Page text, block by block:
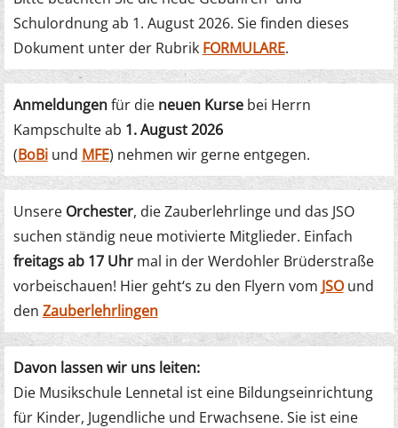
Schulordnung ab 1. August 2026. Sie finden dieses
Dokument unter der Rubrik FORMULARE.
Anmeldungenfür die neuen Kursebei Herrn
Kampschulte ab 1. August 2026
(BoBiund MFE) nehmen wir gerne entgegen.
Unsere Orchester, die Zauberlehrlinge und das JSO
suchen ständig neue motivierte Mitglieder. Einfach
freitags ab 17 Uhrmal in der Werdohler Brüderstraße
vorbeischauen! Hier geht‘s zu den Flyern vom JSOund
den Zauberlehrlingen
Davon lassen wir uns leiten:
Die Musikschule Lennetal ist eine Bildungseinrichtung
für Kinder, Jugendliche und Erwachsene. Sie ist eine